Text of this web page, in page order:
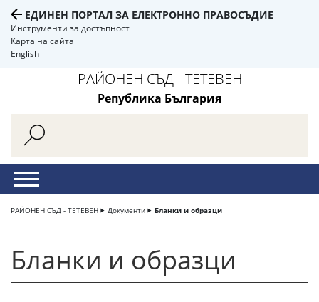
ЕДИНЕН ПОРТАЛ ЗА ЕЛЕКТРОННО ПРАВОСЪДИЕ
Инструменти за достъпност
Карта на сайта
English
РАЙОНЕН СЪД - ТЕТЕВЕН
Република България
РАЙОНЕН СЪД - ТЕТЕВЕН Документи Бланки и образци
Бланки и образци